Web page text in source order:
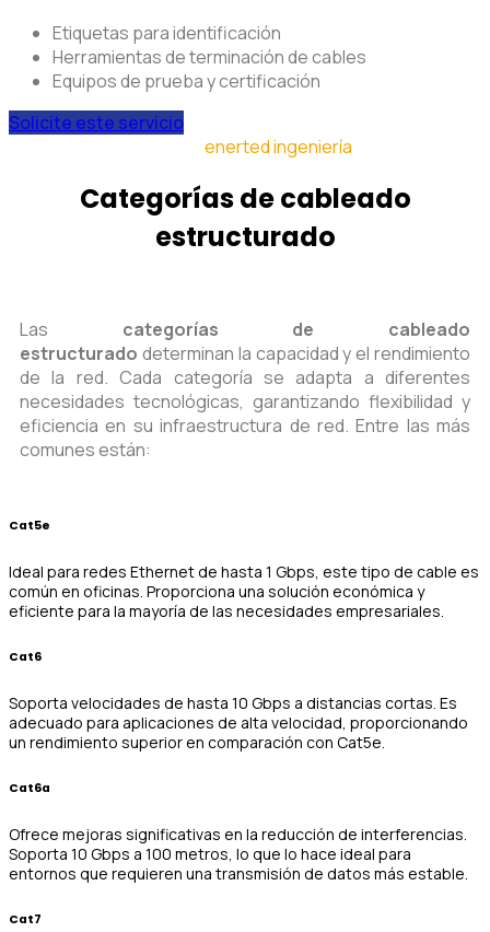
Etiquetas para identificación
Herramientas de terminación de cables
Equipos de prueba y certificación
Solicite este servicio
enerted ingeniería
Categorías de cableado
estructurado
Las categorías de cableado
estructurado determinan la capacidad y el rendimiento
de la red. Cada categoría se adapta a diferentes
necesidades tecnológicas, garantizando flexibilidad y
eficiencia en su infraestructura de red. Entre las más
comunes están:
Cat5e
Ideal para redes Ethernet de hasta 1 Gbps, este tipo de cable es
común en oficinas. Proporciona una solución económica y
eficiente para la mayoría de las necesidades empresariales.
Cat6
Soporta velocidades de hasta 10 Gbps a distancias cortas. Es
adecuado para aplicaciones de alta velocidad, proporcionando
un rendimiento superior en comparación con Cat5e.
Cat6a
Ofrece mejoras significativas en la reducción de interferencias.
Soporta 10 Gbps a 100 metros, lo que lo hace ideal para
entornos que requieren una transmisión de datos más estable.
Cat7